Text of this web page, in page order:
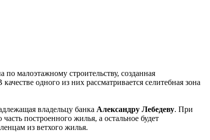
малоэтажному строительству, созданная
одного из них рассматривается селитебная зона
владельцу банка Александру Лебедеву. При
построенного жилья, а остальное будет
из ветхого жилья.